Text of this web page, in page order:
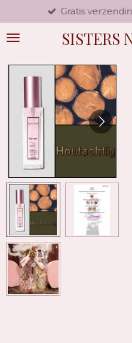
direct
naar
hoofdinhoud
SISTERS
Gratis